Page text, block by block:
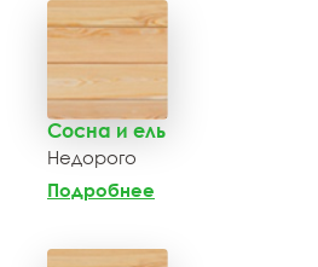
Сосна и ель
Недорого
Подробнее